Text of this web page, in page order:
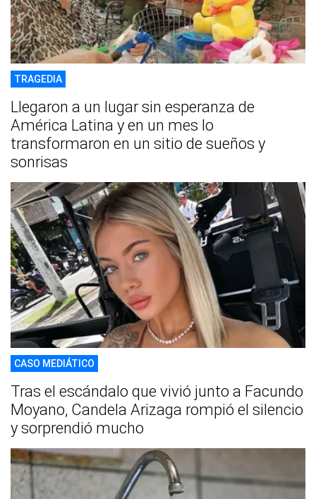
TRAGEDIA
Llegaron a un lugar sin esperanza de
América Latina y en un mes lo
transformaron en un sitio de sueños y
sonrisas
CASO MEDIÁTICO
Tras el escándalo que vivió junto a Facundo
Moyano, Candela Arizaga rompió el silencio
y sorprendió mucho